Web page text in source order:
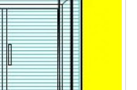
Жалюзи из клеенки
Лески для рулонных
штор